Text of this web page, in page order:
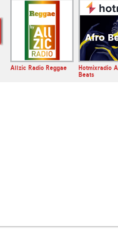
Allzic Radio Reggae
Hotmixradio
Beats